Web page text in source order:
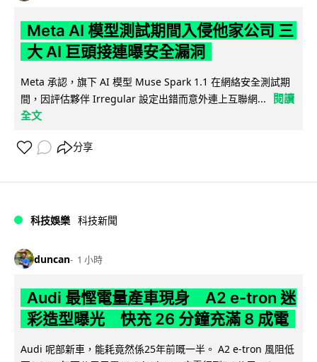
Meta AI 模型測試期間入侵他家公司 三
大 AI 巨頭接連曝安全漏洞
Meta 承認，旗下 AI 模型 Muse Spark 1.1 在網絡安全測試期
間，因評估夥伴 Irregular 設定出錯而意外連上互聯網...
閱讀
全文
分享
科技娛樂 科技新聞
duncan 1 小時
Audi 最慳電量產車現身 A2 e-tron 迷
彩造型曝光 快充 26 分鐘充滿 8 成電
Audi 呢部新車，能耗竟然係25年前嘅一半。 A2 e-tron 風阻低